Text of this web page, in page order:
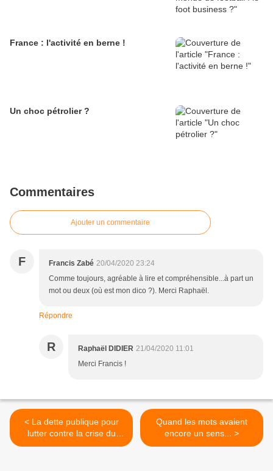
France : l'activité en berne !
Un choc pétrolier ?
Commentaires
Ajouter un commentaire
F Francis Zabé 20/04/2020 23:24
Comme toujours, agréable à lire et compréhensible...à part un
mot ou deux (où est mon dico ?). Merci Raphaël.
Répondre
R Raphaël DIDIER 21/04/2020 11:01
Merci Francis !
< La dette publique pour
lutter contre la crise du
coronavirus ?
Quand les mots avaient
encore un sens... >